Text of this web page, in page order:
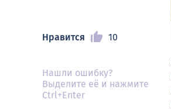
Нравится 10
Нашли ошибку?
Выделите её и нажмите
Ctrl+Enter